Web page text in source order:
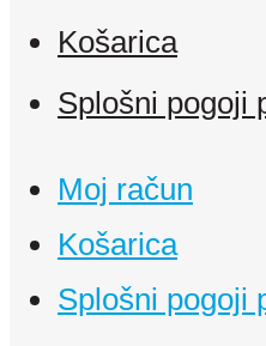
Košarica
Splošni pogoji
Moj račun
Košarica
Splošni pogoji